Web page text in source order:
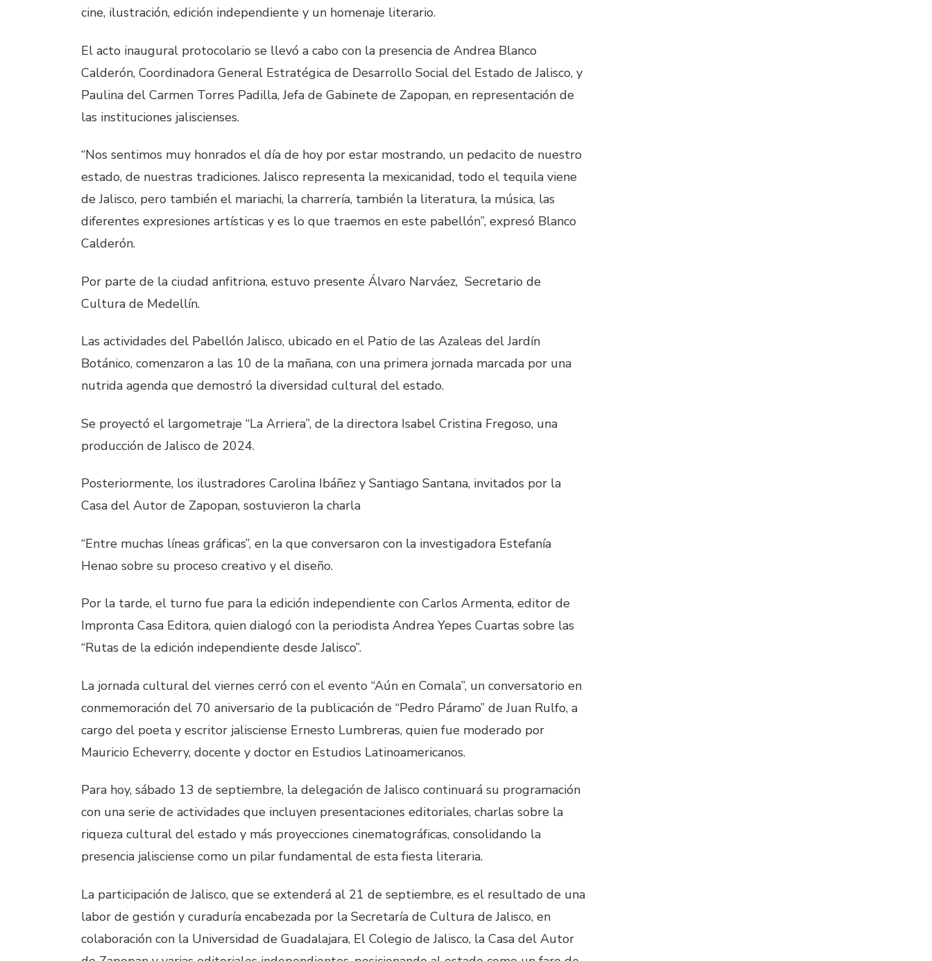
cine, ilustración, edición independiente y un homenaje literario.
El acto inaugural protocolario se llevó a cabo con la presencia de Andrea Blanco
Calderón, Coordinadora General Estratégica de Desarrollo Social del Estado de Jalisco, y
Paulina del Carmen Torres Padilla, Jefa de Gabinete de Zapopan, en representación de
las instituciones jaliscienses.
“Nos sentimos muy honrados el día de hoy por estar mostrando, un pedacito de nuestro
estado, de nuestras tradiciones. Jalisco representa la mexicanidad, todo el tequila viene
de Jalisco, pero también el mariachi, la charrería, también la literatura, la música, las
diferentes expresiones artísticas y es lo que traemos en este pabellón”, expresó Blanco
Calderón.
Por parte de la ciudad anfitriona, estuvo presente Álvaro Narváez, Secretario de
Cultura de Medellín.
Las actividades del Pabellón Jalisco, ubicado en el Patio de las Azaleas del Jardín
Botánico, comenzaron a las 10 de la mañana, con una primera jornada marcada por una
nutrida agenda que demostró la diversidad cultural del estado.
Se proyectó el largometraje “La Arriera”, de la directora Isabel Cristina Fregoso, una
producción de Jalisco de 2024.
Posteriormente, los ilustradores Carolina Ibáñez y Santiago Santana, invitados por la
Casa del Autor de Zapopan, sostuvieron la charla
“Entre muchas líneas gráficas”, en la que conversaron con la investigadora Estefanía
Henao sobre su proceso creativo y el diseño.
Por la tarde, el turno fue para la edición independiente con Carlos Armenta, editor de
Impronta Casa Editora, quien dialogó con la periodista Andrea Yepes Cuartas sobre las
“Rutas de la edición independiente desde Jalisco”.
La jornada cultural del viernes cerró con el evento “Aún en Comala”, un conversatorio en
conmemoración del 70 aniversario de la publicación de “Pedro Páramo” de Juan Rulfo, a
cargo del poeta y escritor jalisciense Ernesto Lumbreras, quien fue moderado por
Mauricio Echeverry, docente y doctor en Estudios Latinoamericanos.
Para hoy, sábado 13 de septiembre, la delegación de Jalisco continuará su programación
con una serie de actividades que incluyen presentaciones editoriales, charlas sobre la
riqueza cultural del estado y más proyecciones cinematográficas, consolidando la
presencia jalisciense como un pilar fundamental de esta fiesta literaria.
La participación de Jalisco, que se extenderá al 21 de septiembre, es el resultado de una
labor de gestión y curaduría encabezada por la Secretaría de Cultura de Jalisco, en
colaboración con la Universidad de Guadalajara, El Colegio de Jalisco, la Casa del Autor